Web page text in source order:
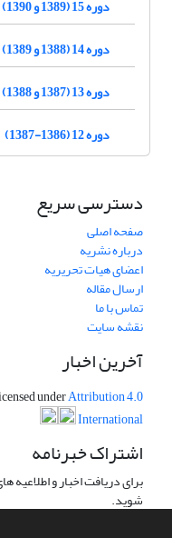
دوره 15 (1389 و 1390)
دوره 14 (1388 و 1389)
دوره 13 (1387 و 1388)
دوره 12 (1386-1387)
دسترسی سریع
صفحه اصلی
درباره نشریه
اعضای هیات تحریریه
ارسال مقاله
تماس با ما
نقشه سایت
آخرین اخبار
underAttribution 4.0
International
اشتراک خبرنامه
برای دریافت اخبار و
شوید.